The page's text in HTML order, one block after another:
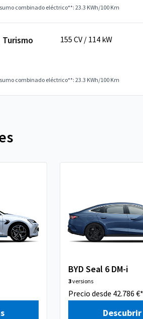
combinado eléctrico**: 23.3 KWh/100 Km
Turismo 155 CV / 114 kW
combinado eléctrico**: 23.3 KWh/100 Km
BYD Seal 6 DM-i
3versions
Precio desde 42.786 €*